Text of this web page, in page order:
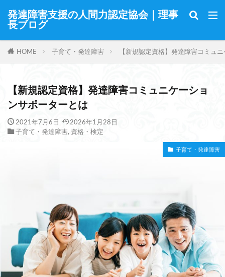
発達障害支援の人間力認定協会｜理事
長ブログ
HOME 子育て・発達障害 【新規認定資格】発達障害コミュ
【新規認定資格】発達障害コミュニケーショ
ンサポーターとは
2021年7月6日
2026年1月28日
子育て・発達障害, 資格・検定
子育て・発達障害